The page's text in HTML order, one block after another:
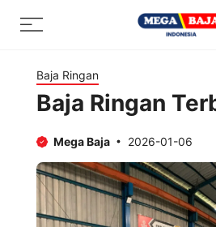
Menu
Baja Ringan
Baja Ringan
Mega Baja 2026-01-06